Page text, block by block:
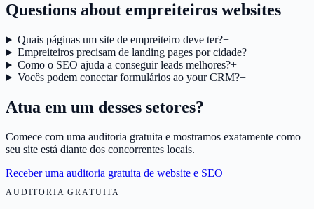
Questions about empreiteiros websites
Quais páginas um site de empreiteiro deve ter?+
Empreiteiros precisam de landing pages por cidade?+
Como o SEO ajuda a conseguir leads melhores?+
Vocês podem conectar formulários ao your CRM?+
Atua em um desses setores?
Comece com uma auditoria gratuita e mostramos exatamente como
seu site está diante dos concorrentes locais.
Receber uma auditoria gratuita de website e SEO
AUDITORIA GRATUITA